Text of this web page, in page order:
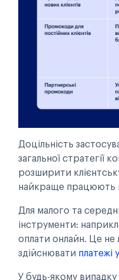
Доцільність
загальної стратегії
розширити
найкраще працюють
Для малого та
інструменти:
оплати онлайн. Це не
здійснювати платежі
У будь-якому